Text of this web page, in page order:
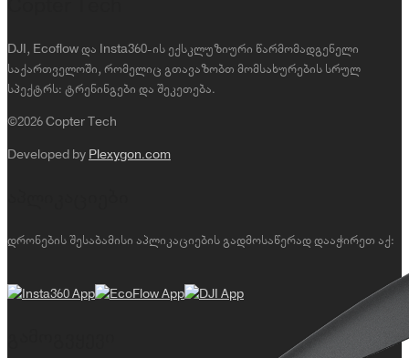
DJI, Ecoflow და Insta360-ის ექსკლუზიური წარმომადგენელი
საქართველოში, რომელიც გთავაზობთ მომსახურების სრულ
სპექტრს: ტრენინგები და შეკეთება.
©2026 Copter Tech
Developed by Plexygon.com
დრონების შესაბამისი აპლიკაციების გადმოსაწერად დააჭირეთ აქ: